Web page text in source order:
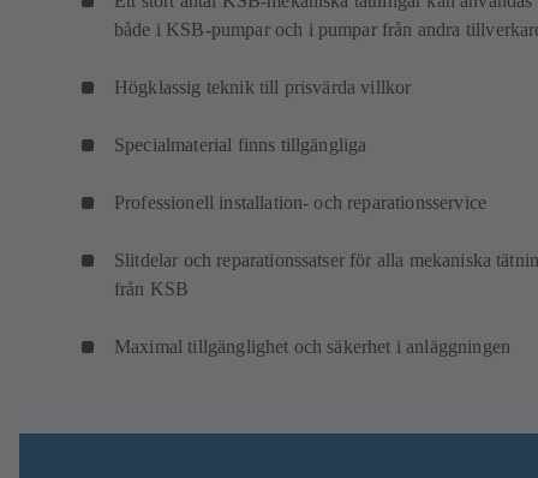
både i KSB-pumpar och i pumpar från andra
Högklassig teknik till prisvärda villkor
Specialmaterial finns tillgängliga
Professionell installation- och reparationsservice
Slitdelar och reparationssatser för alla mekaniska
från KSB
Maximal tillgänglighet och säkerhet i anläggningen